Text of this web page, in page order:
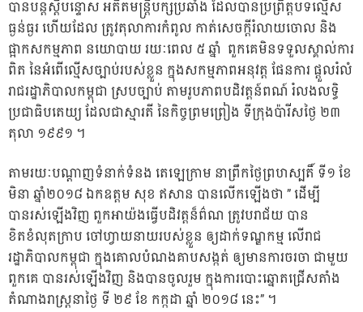
បានបន្តស្តីបន្ទោស អតីតមន្ត្រីបក្សប្រឆាំង ដែលបានប្រព្រឹត្តបទល្មើស
ធ្ងន់ធ្ងរ ហើយដែល ត្រូវតុលាការកំពូល កាត់សេចក្តីរំលាយចោល និង
ផ្អាកសកម្មភាព នយោបាយ រយៈពេល ៥ ឆ្នាំ ពួកគេមិនទទួលស្គាល់ការ
ពិត នៃអំពើល្មើសច្បាប់របស់ខ្លួន ក្នុងសកម្មភាពអនុវត្ត ផែនការ ផ្តួលរំលំ
រាជរដ្ឋាភិបាលកម្ពុជា ស្របច្បាប់ តាមរូបភាពបដិវត្តន៍ពណ៍ រំលងលទ្ធិ
ប្រជាធិបតេយ្យ ដែលជាស្មារតី នៃកិច្ចព្រមព្រៀង ទីក្រុងប៉ារីសថ្ងៃ ២៣
តុលា ១៩៩១ ។
តាមរយៈបណ្តាញទំនាក់ទំនង តេឡេក្រាម នាព្រឹកថ្ងៃព្រហស្បតិ៍ ទី១ ខែ
មិនា ឆ្នាំ២០១៨ ឯកឧត្តម សុខ ឥសាន បានលើកឡើងថា ” ដើម្បី
បានរស់ឡើងវិញ ពួកអាយ៉ងធ្វើបដិវត្តន៏ព៌ណ ត្រូវបរាជ័យ បាន
ខិតខំលុតក្រាប ចៅហ្វាយនាយរបស់ខ្លួន ឲ្យដាក់ទណ្ឌកម្ម លើរាជ
រដ្ឋាភិបាលកម្ពុជា ក្នុងគោលបំណងគាបសង្កត់ ឲ្យមានការចរចា ជាមួយ
ពួកគេ បានរស់ឡើងវិញ និងបានចូលរួម ក្នុងការបោះឆ្នោតជ្រើសតាំង
តំណាងរាស្ត្រនាថ្ងៃ ទី ២៩ ខែ កក្កដា ឆ្នាំ ២០១៨ នេះ” ។